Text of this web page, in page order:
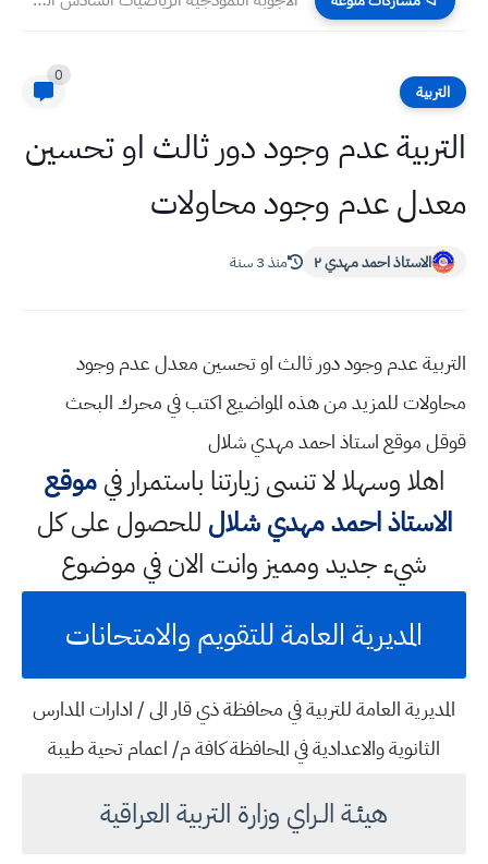
التربية
0
التربية عدم وجود دور ثالث او تحسين
معدل عدم وجود محاولات
الاستاذ احمد مهدي ٢ منذ 3 سنة
التربية عدم وجود دور ثالث او تحسين معدل عدم وجود
محاولات للمزيد من هذه المواضيع اكتب في محرك البحث
قوقل موقع استاذ احمد مهدي شلال
اهلا وسهلالا تنسى زيارتنا باستمرار فيموقع
الاستاذ احمد مهدي شلال للحصول على كل
شيء جديد ومميز وانت الان في موضوع
المديرية العامة للتقويم والامتحانات
المديرية العامة للتربية في محافظة ذي قار الى / ادارات المدارس
الثانوية والاعدادية في المحافظة كافة م/ اعمام تحية طيبة
هيئـة الـراي وزارة التربية العراقية